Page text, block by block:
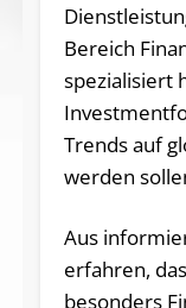
Bereich
spezialisiert
Trends auf
werden
Aus
erfahren,
besonders